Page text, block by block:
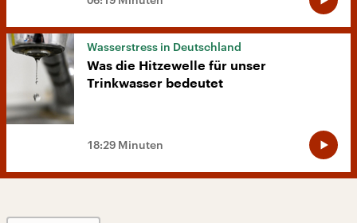
Wasserstress in Deutschland
Was die Hitzewelle für unser
Trinkwasser bedeutet
18:29 Minuten